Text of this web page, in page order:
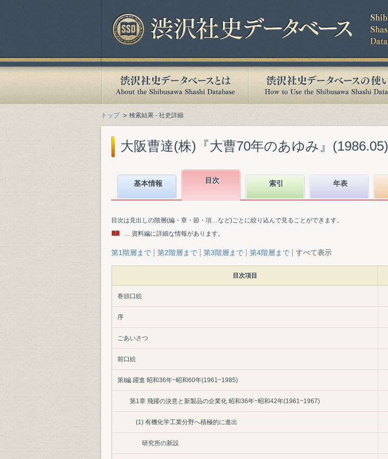
トップ 検索結果 - 社史詳細
大阪曹達(株)『大曹70年のあゆみ』(1986.05)
基本情報 目次 索引 年表
目次は見出しの階層(編・章・節・項…など)ごとに絞り込んで見ることができます。
… 資料編に詳細な情報があります。
第1階層まで 第2階層まで 第3階層まで 第4階層まで すべて表示
目次項目
巻頭口絵
序
ごあいさつ
前口絵
第I編 躍進 昭和36年~昭和60年(1961~1985)
第1章 飛躍の決意と新製品の企業化 昭和36年~昭和42年(1961~1967)
(1) 有機化学工業分野へ積極的に進出
研究所の新設